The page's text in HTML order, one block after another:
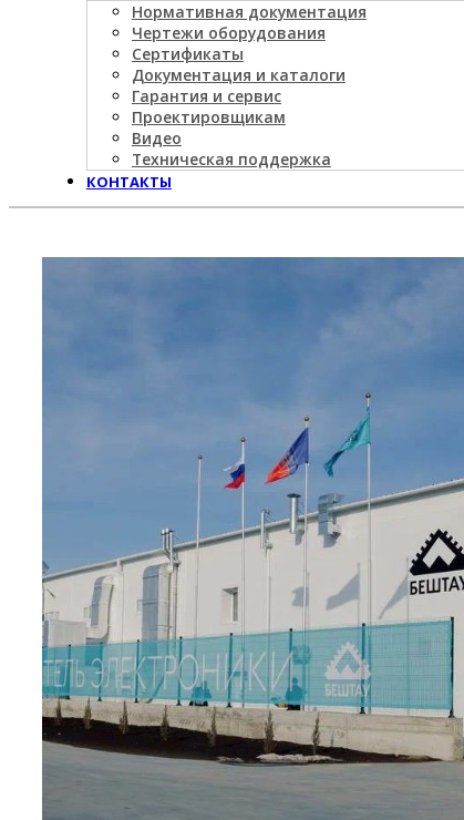
Нормативная документация
Чертежи оборудования
Сертификаты
Документация и каталоги
Гарантия и сервис
Проектировщикам
Видео
Техническая поддержка
КОНТАКТЫ